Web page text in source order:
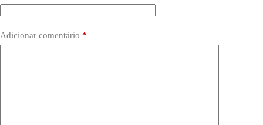
Adicionar comentário *